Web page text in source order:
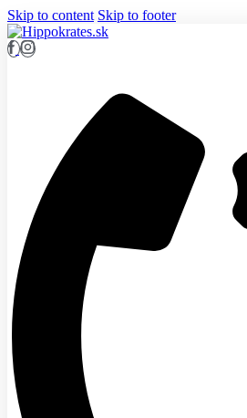
Skip to content Skip to footer